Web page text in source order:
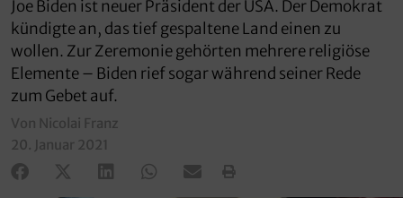
Joe Biden ist neuer Präsident der USA. Der Demokrat
kündigte an, das tief gespaltene Land einen zu
wollen. Zur Zeremonie gehörten mehrere religiöse
Elemente – Biden rief sogar während seiner Rede
zum Gebet auf.
Von Nicolai Franz
20. Januar 2021